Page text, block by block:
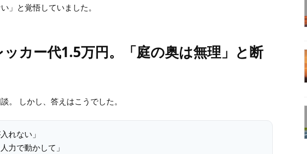
」と覚悟していました。
カー代1.5万円。「庭の奥は無理」と断
。 しかし、答えはこうでした。
れない」
力で動かして」